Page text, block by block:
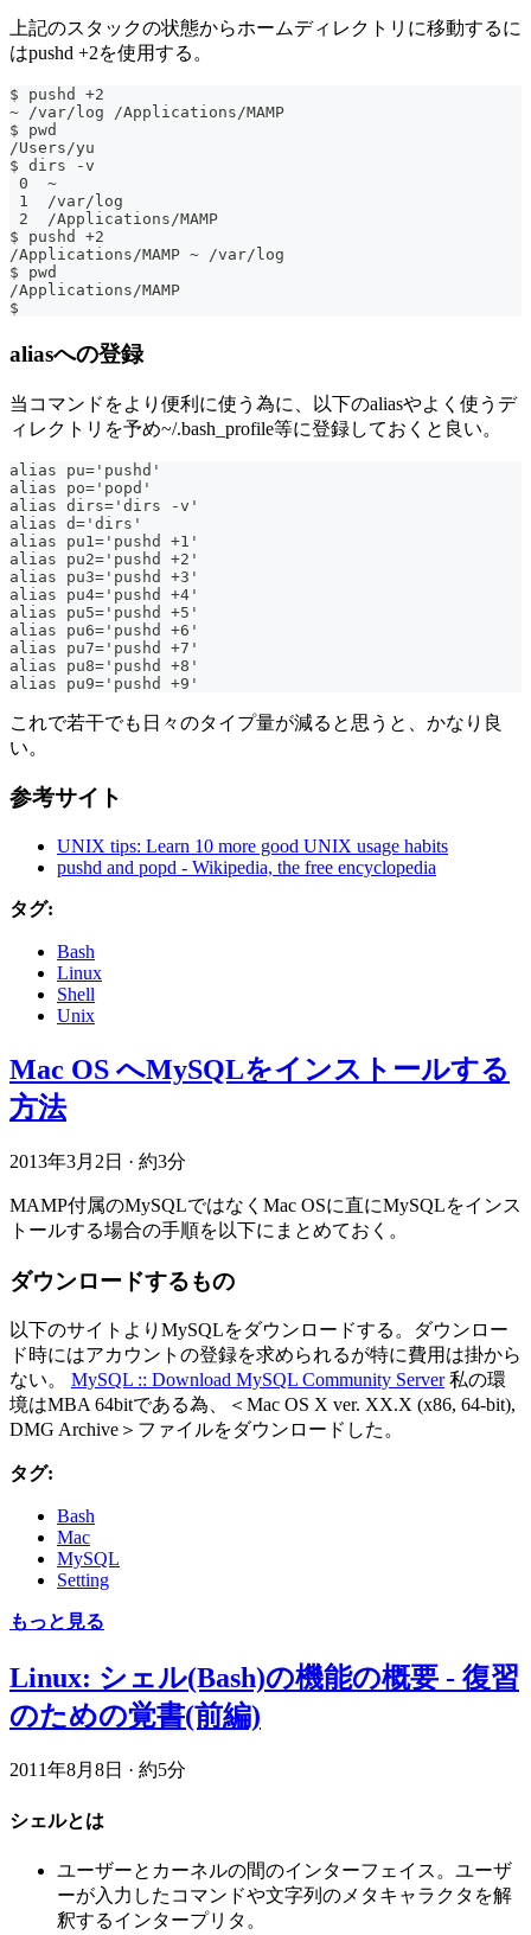
上記のスタックの状態からホームディレクトリに移動するに
はpushd +2を使用する。
$ pushd +2
~ /var/log /Applications/MAMP
$ pwd
/Users/yu
$ dirs -v
0  ~
1  /var/log
2  /Applications/MAMP
$ pushd +2
/Applications/MAMP ~ /var/log
$ pwd
/Applications/MAMP
$
aliasへの登録
当コマンドをより便利に使う為に、以下のaliasやよく使うデ
ィレクトリを予め~/.bash_profile等に登録しておくと良い。
alias pu='pushd'
alias po='popd'
alias dirs='dirs -v'
alias d='dirs'
alias pu1='pushd +1'
alias pu2='pushd +2'
alias pu3='pushd +3'
alias pu4='pushd +4'
alias pu5='pushd +5'
alias pu6='pushd +6'
alias pu7='pushd +7'
alias pu8='pushd +8'
alias pu9='pushd +9'
これで若干でも日々のタイプ量が減ると思うと、かなり良
い。
参考サイト
UNIX tips: Learn 10 more good UNIX usage habits
pushd and popd - Wikipedia, the free encyclopedia
タグ:
Bash
Linux
Shell
Unix
Mac OS へMySQLをインストールする
方法
2013年3月2日 · 約3分
MAMP付属のMySQLではなくMac OSに直にMySQLをインス
トールする場合の手順を以下にまとめておく。
ダウンロードするもの
以下のサイトよりMySQLをダウンロードする。ダウンロー
ド時にはアカウントの登録を求められるが特に費用は掛から
ない。 MySQL :: Download MySQL Community Server私の環
境はMBA 64bitである為、＜Mac OS X ver. XX.X (x86, 64-bit),
DMG Archive＞ファイルをダウンロードした。
タグ:
Bash
Mac
MySQL
Setting
もっと見る
Linux: シェル(Bash)の機能の概要 - 復習
のための覚書(前編)
2011年8月8日 · 約5分
シェルとは
ユーザーとカーネルの間のインターフェイス。ユーザ
ーが入力したコマンドや文字列のメタキャラクタを解
釈するインタープリタ。